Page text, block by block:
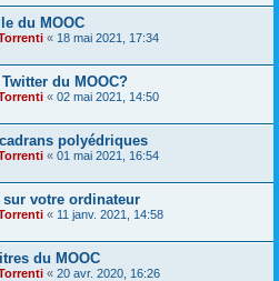
du MOOC
« 18 mai 2021, 17:34
du MOOC?
« 02 mai 2021, 14:50
polyédriques
« 01 mai 2021, 16:54
votre ordinateur
« 11 janv. 2021, 14:58
du MOOC
« 20 avr. 2020, 16:26